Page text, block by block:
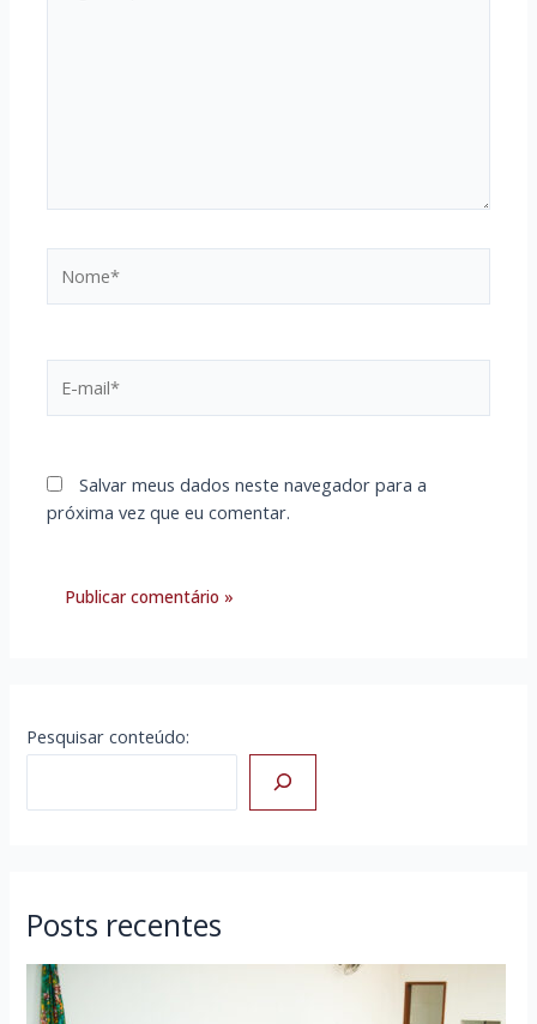
mail*
Salvar meus dados neste navegador para a
próxima vez que eu comentar.
Pesquisar conteúdo:
Posts recentes